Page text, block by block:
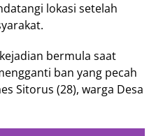
lokasi setelah
bermula saat
ban yang pecah
Sitorus (28), warga Desa